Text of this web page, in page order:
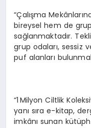
“Çalışma
bireysel hem de
sağlanmaktadır.
grup odaları, sessiz
puf alanları
“1 Milyon Ciltlik
yanı sıra e-kitap,
imkânı sunan